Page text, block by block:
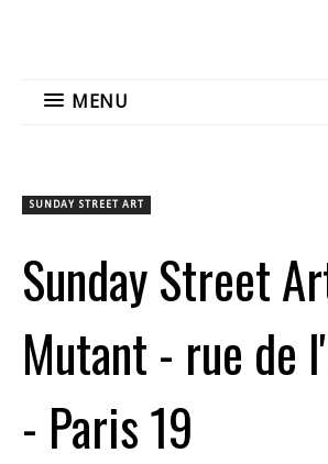
MENU
SUNDAY STREET ART
Sunday Street
Mutant - rue de
- Paris 19